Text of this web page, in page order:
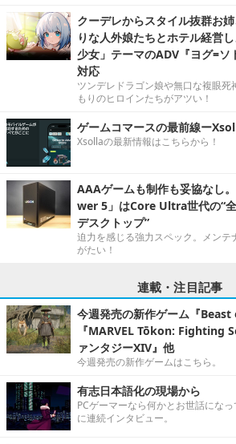
クーデレからスタイル抜群お
りな人外娘たちとホテル経営
少女」テーマのADV『ヨグ=ソ
対応
ツンデレドラゴン娘や無口な複眼死
もりのヒロインたちがアツい！
ゲームコマースの最前線ー
Xsollaの最新情報はこちらから！
AAAゲームも制作も妥協なし
wer 5」はCore Ultra世代の“
デスクトップ”
迫力を感じる強力スペック。メンテ
がたい！
連載・注目記事
今週発売の新作ゲーム『
『MARVEL Tōkon: Fighting
ァンタジーXIV』他
今週発売の新作ゲームはこちら。
有志日本語化の現場から
PCゲーマーなら何かとお世話にな
に連続インタビュー。